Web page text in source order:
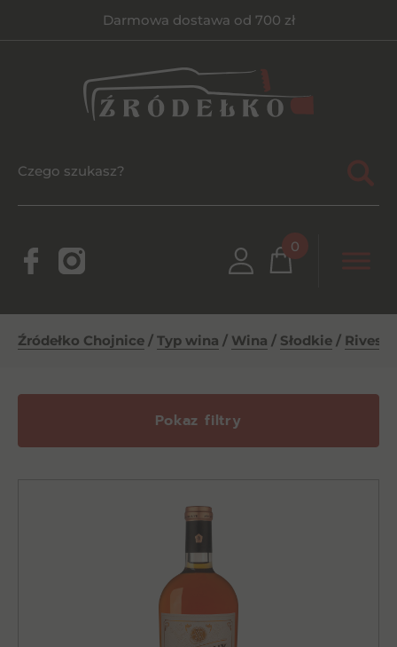
Darmowa dostawa od 700 zł
0
Źródełko Chojnice / Typ wina / Wina / Słodkie /
Pokaz filtry